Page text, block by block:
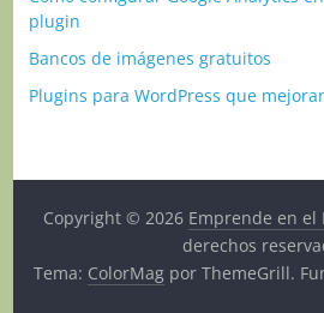
plugin
Bancos de imágenes gratuitos
Plugins para WordPress que
Copyright © 2026 Emprende en el
derechos
Tema: ColorMag por ThemeGrill.